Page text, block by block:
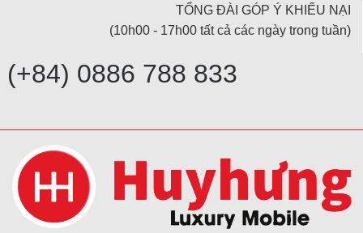
TỔNG ĐÀI GÓP Ý KHIẾU NẠI
(10h00 - 17h00 tất cả các ngày trong tuần)
(+84) 0886 788 833